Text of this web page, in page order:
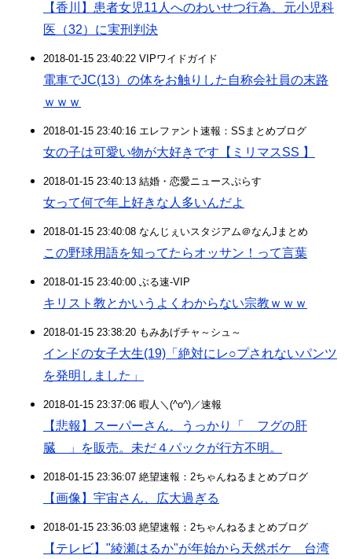
【香川】患者女児11人へのわいせつ行為、元小児科
医（32）に実刑判決
2018-01-15 23:40:22 VIPワイドガイド
電車でJC(13）の体をお触りした自称会社員の末路
ｗｗｗ
2018-01-15 23:40:16 エレファント速報：SSまとめブログ
女の子は可愛い物が大好きです【ミリマスSS 】
2018-01-15 23:40:13 結婚・恋愛ニュースぷらす
女って何で年上好きな人多いんだよ
2018-01-15 23:40:08 なんじぇいスタジアム＠なんJまとめ
この野球用語を知ってたらオッサン！って言葉
2018-01-15 23:40:00 ぶる速-VIP
キリスト教とかいうよくわからない宗教ｗｗｗ
2018-01-15 23:38:20 もみあげチャ～シュ～
インドの女子大生(19)「絶対にレ○プされないパンツ
を発明しました」
2018-01-15 23:37:06 暇人＼(^o^)／速報
【悲報】スーパーさん、うっかり「 フグの肝
臓 」を販売。未だ４パックが行方不明。
2018-01-15 23:36:07 絶望速報：2ちゃんねるまとめブログ
【画像】宇宙さん、広大過ぎる
2018-01-15 23:36:03 絶望速報：2ちゃんねるまとめブログ
【テレビ】"綾瀬はるか"が年始から天然ボケ 台湾